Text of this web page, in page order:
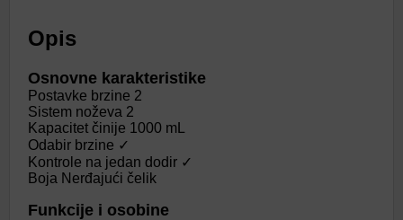
Opis
Osnovne karakteristike
Postavke brzine 2
Sistem noževa 2
Kapacitet činije 1000 mL
Odabir brzine ✓
Kontrole na jedan dodir ✓
Boja Nerđajući čelik
Funkcije i osobine